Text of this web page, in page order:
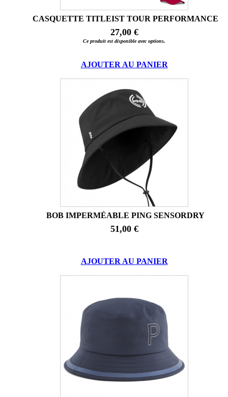
CASQUETTE TITLEIST TOUR PERFORMANCE
27,00 €
Ce produit est disponible avec options.
AJOUTER AU PANIER
BOB IMPERMÉABLE PING SENSORDRY
51,00 €
AJOUTER AU PANIER